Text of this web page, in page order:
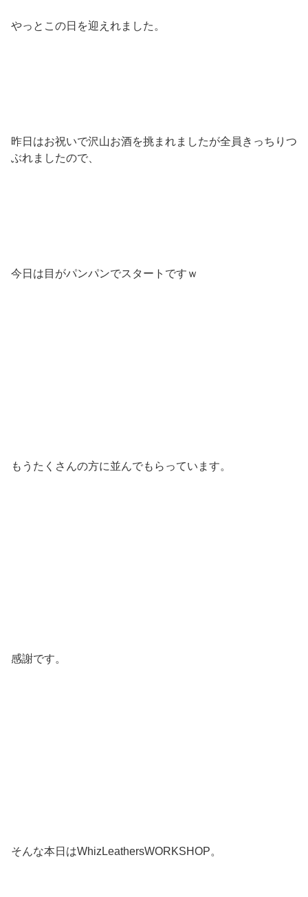
やっとこの日を迎えれました。
昨日はお祝いで沢山お酒を挑まれましたが全員きっちりつ
ぶれましたので、
今日は目がパンパンでスタートですｗ
もうたくさんの方に並んでもらっています。
感謝です。
そんな本日はWhizLeathersWORKSHOP。